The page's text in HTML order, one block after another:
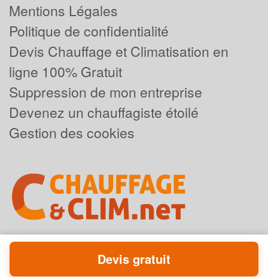
Mentions Légales
Politique de confidentialité
Devis Chauffage et Climatisation en
ligne 100% Gratuit
Suppression de mon entreprise
Devenez un chauffagiste étoilé
Gestion des cookies
Powered byPlus que pro
Devis gratuit